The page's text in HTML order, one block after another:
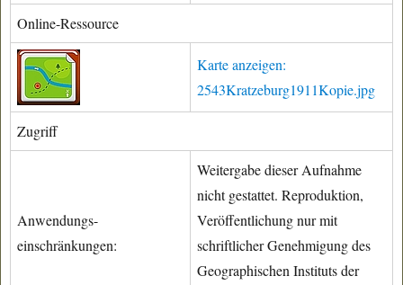
Online-Ressource
Karte anzeigen:
2543Kratzeburg1911Kopie.jpg
Zugriff
Anwendungs-
einschränkungen:
Weitergabe dieser Aufnahme
nicht gestattet. Reproduktion,
Veröffentlichung nur mit
schriftlicher Genehmigung des
Geographischen Instituts der